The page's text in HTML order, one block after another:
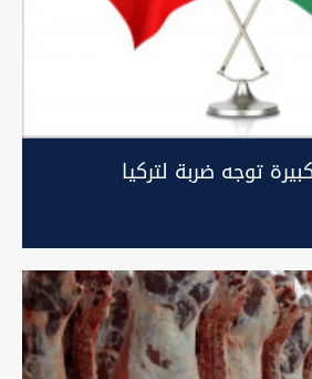
توجه ضربة لتركيا